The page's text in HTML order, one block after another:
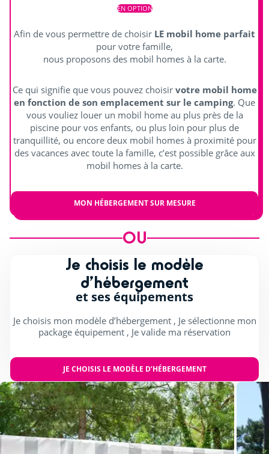
Animations en journée et soirée
Aquagym
Tir à l'arc
Jouer en équipe
S'amuser en intérieur
Salle de jeux intérieure (jeux vidéo)
Flipper
EN OPTION
Afin de vous permettre de choisir LE mobil home parfait
pour votre famille,
nous proposons des mobil homes à la carte.
Ce qui signifie que vous pouvez choisir votre mobil home
en fonction de son emplacement sur le camping. Que
vous vouliez louer un mobil home au plus près de la
piscine pour vos enfants, ou plus loin pour plus de
tranquillité, ou encore deux mobil homes à proximité pour
des vacances avec toute la famille, c’est possible grâce aux
mobil homes à la carte.
MON HÉBERGEMENT SUR MESURE
OU
Je choisis le modèle
d’hébergement
et ses équipements
Je choisis mon modèle d’hébergement , Je sélectionne mon
package équipement , Je valide ma réservation
JE CHOISIS LE MODÈLE D’HÉBERGEMENT